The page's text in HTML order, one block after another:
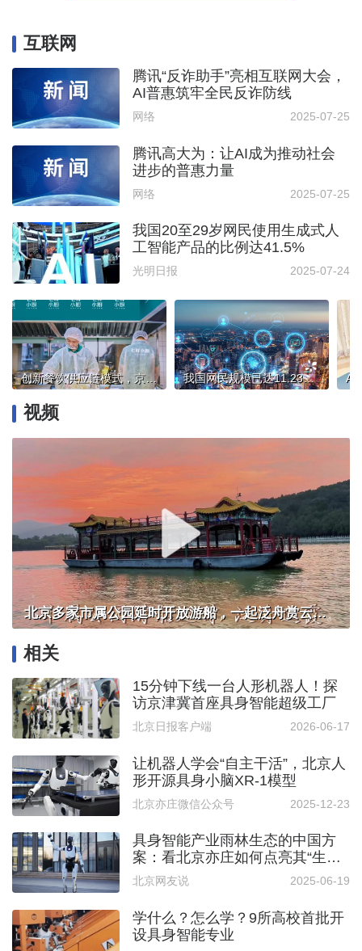
互联网
腾讯“反诈助手”亮相互联网大会，
AI普惠筑牢全民反诈防线
网络 2025-07-25
腾讯高大为：让AI成为推动社会
进步的普惠力量
网络 2025-07-25
我国20至29岁网民使用生成式人
工智能产品的比例达41.5%
光明日报 2025-07-24
创新餐饮供应链模式，京东投十亿元招“菜品合伙人” 我国网民规模已达11.23亿人，互联网普及率达79.7%
视频
北京多家市属公园延时开放游船，一起泛舟赏云霞！
相关
15分钟下线一台人形机器人！探
访京津冀首座具身智能超级工厂
北京日报客户端 2026-06-17
让机器人学会“自主干活”，北京人
形开源具身小脑XR-1模型
北京亦庄微信公众号 2025-12-23
具身智能产业雨林生态的中国方
案：看北京亦庄如何点亮其“生
命”之光
北京网友说 2025-06-19
学什么？怎么学？9所高校首批开
设具身智能专业